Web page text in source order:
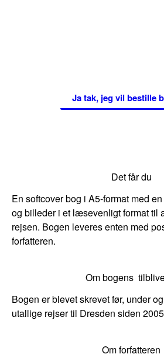
Ja tak, jeg vil bestille
Det får du
En softcover bog i A5-format med
og billeder i et læsevenligt format til
rejsen. Bogen leveres enten med
forfatteren.
Om bogens
Bogen er blevet skrevet før, under
utallige rejser til Dresden siden
Om forfatteren